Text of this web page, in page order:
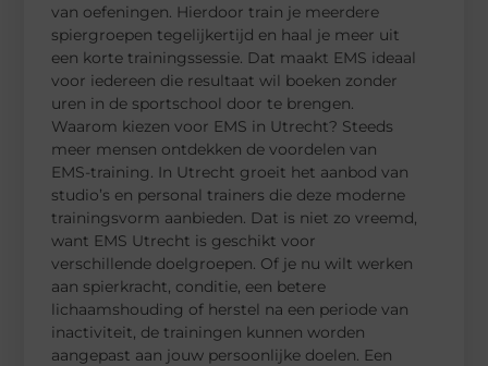
van oefeningen. Hierdoor train je meerdere
spiergroepen tegelijkertijd en haal je meer uit
een korte trainingssessie. Dat maakt EMS ideaal
voor iedereen die resultaat wil boeken zonder
uren in de sportschool door te brengen.
Waarom kiezen voor EMS in Utrecht? Steeds
meer mensen ontdekken de voordelen van
EMS-training. In Utrecht groeit het aanbod van
studio’s en personal trainers die deze moderne
trainingsvorm aanbieden. Dat is niet zo vreemd,
want EMS Utrecht is geschikt voor
verschillende doelgroepen. Of je nu wilt werken
aan spierkracht, conditie, een betere
lichaamshouding of herstel na een periode van
inactiviteit, de trainingen kunnen worden
aangepast aan jouw persoonlijke doelen. Een